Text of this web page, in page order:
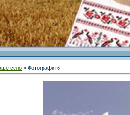
село » Фотографія 6